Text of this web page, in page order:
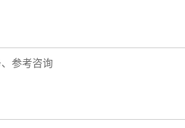
参考咨询